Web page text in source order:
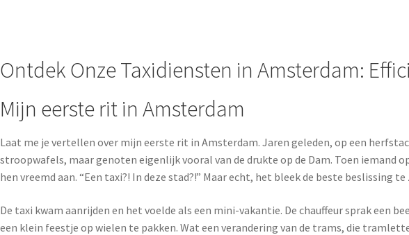
Ontdek Onze Taxidiensten in Amsterdam:
Mijn eerste rit in Amsterdam
Laat me je vertellen over mijn eerste rit in Amsterdam. Jaren geleden, op een
stroopwafels, maar genoten eigenlijk vooral van de drukte op de Dam. Toen iemand
hen vreemd aan. “Een taxi?! In deze stad?!” Maar echt, het bleek de beste beslissing
De taxi kwam aanrijden en het voelde als een mini-vakantie. De chauffeur sprak een
een klein feestje op wielen te pakken. Wat een verandering van de trams, die